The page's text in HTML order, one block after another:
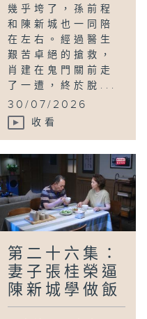
幾乎垮了，孫前程
和陳新城也一同陪
在左右。經過醫生
艱苦卓絕的搶救，
肖建在鬼門關前走
了一遭，終於脫...
30/07/2026
收看
第二十六集：
妻子張桂榮逼
陳新城學做飯